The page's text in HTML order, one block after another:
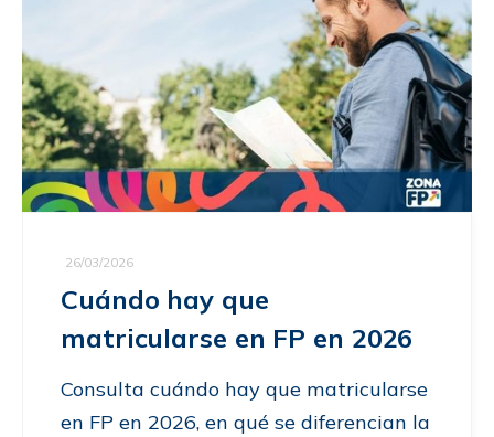
26/03/2026
Cuándo hay que
matricularse en FP en 2026
Consulta cuándo hay que matricularse
en FP en 2026, en qué se diferencian la